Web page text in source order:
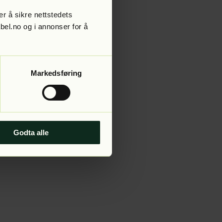
å sikre nettstedets
og i annonser for å
Markedsføring
Godta alle